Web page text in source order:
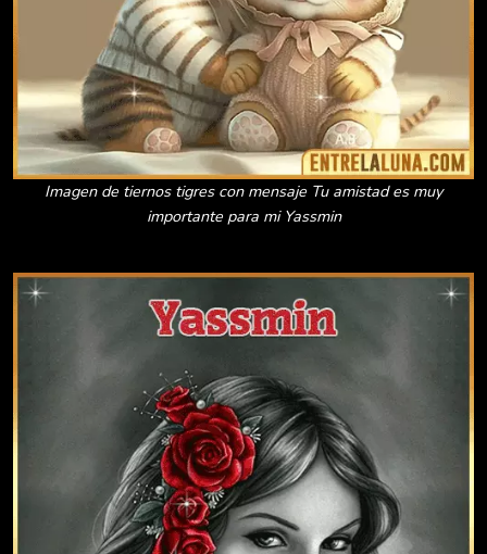
Imagen de tiernos tigres con mensaje Tu amistad es muy
importante para mi Yassmin